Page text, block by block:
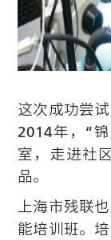
这次成功尝
2014年，“
室，走进社
品。
上海市残联
能培训班。